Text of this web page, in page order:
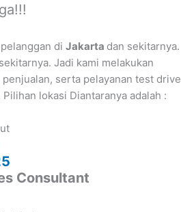
diJakarta dan sekitarnya.
Jadi kami melakukan
serta pelayanan test drive
Pilihan lokasi Diantaranya adalah :
Consultant